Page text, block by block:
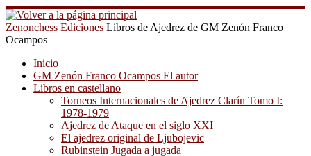
Saltar
al
contenido
Zenonchess Ediciones Libros de Ajedrez de GM Zenón Franco
Ocampos
Inicio
GM Zenón Franco Ocampos El autor
Libros en castellano
Torneos Internacionales de Ajedrez Clarín Tomo I:
1978-1979
Ajedrez de Ataque en el siglo XXI
El ajedrez original de Ljubojevic
Rubinstein Jugada a jugada